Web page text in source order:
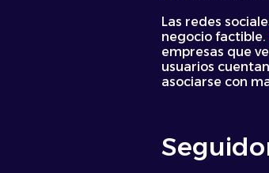
Las redes
negocio factible.
empresas que
usuarios
asociarse con